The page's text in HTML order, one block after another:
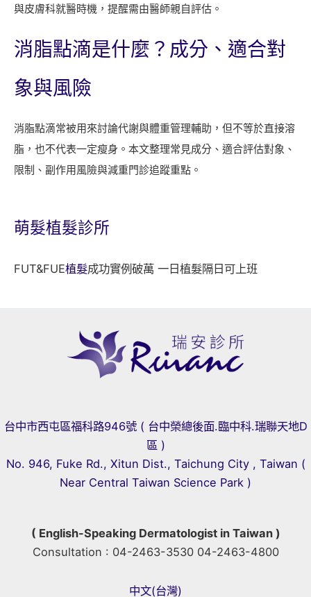
與皮膚科就醫時機，提醒需由醫師親自評估。
消脂點滴是什麼？成分、適合對
象與風險
消脂點滴常被用來討論代謝與體重管理輔助，但不等於直接溶
脂，也不代表一定瘦身。本文整理常見成分、適合評估對象、
限制、副作用風險與減重門診追蹤重點。
萌髮植髮診所
FUT&FUE植髮成功實例破萬 一日植髮隔日可上班
台中市西屯區福科路946號 ( 台中榮總後面.臨中科.瑞聯天地D
區 )
No. 946, Fuke Rd., Xitun Dist., Taichung City , Taiwan (
Near Central Taiwan Science Park )
( English-Speaking Dermatologist in Taiwan )
Consultation : 04-2463-3530 04-2463-4800
中文(台灣)